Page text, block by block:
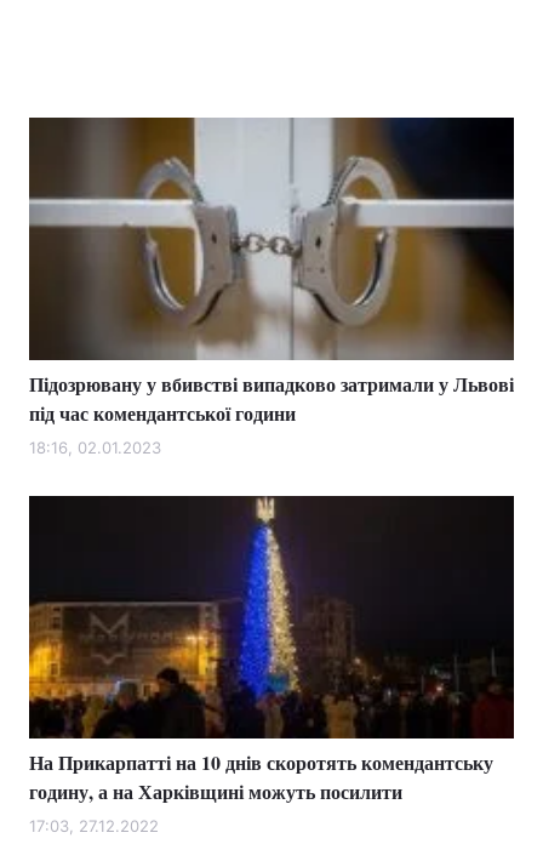
Підозрювану у вбивстві випадково затримали у Львові
під час комендантської години
18:16, 02.01.2023
На Прикарпатті на 10 днів скоротять комендантську
годину, а на Харківщині можуть посилити
17:03, 27.12.2022